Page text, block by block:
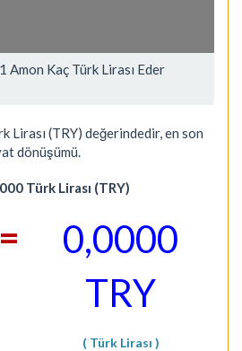
1 Amon Kaç Türk Lirası Eder
Lirası (TRY) değerindedir, en son
dönüşümü.
Türk Lirası (TRY)
=
0,0000
TRY
( Türk Lirası )